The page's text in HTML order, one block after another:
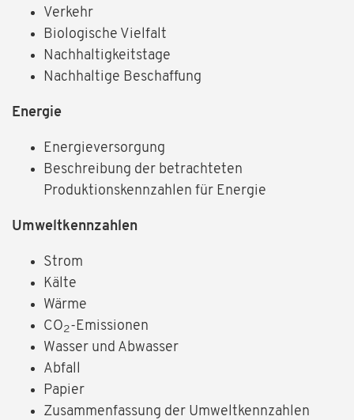
Verkehr
Biologische Vielfalt
Nachhaltigkeitstage
Nachhaltige Beschaffung
Energie
Energieversorgung
Beschreibung der betrachteten
Produktionskennzahlen für Energie
Umweltkennzahlen
Strom
Kälte
Wärme
CO2-Emissionen
Wasser und Abwasser
Abfall
Papier
Zusammenfassung der Umweltkennzahlen